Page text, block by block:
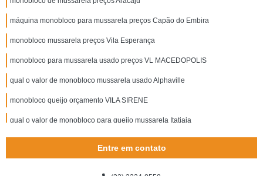
máquina monobloco para mussarela preços Capão do Embira
monobloco mussarela preços Vila Esperança
monobloco para mussarela usado preços VL MACEDOPOLIS
qual o valor de monobloco mussarela usado Alphaville
monobloco queijo orçamento VILA SIRENE
qual o valor de monobloco para queijo mussarela Itatiaia
monobloco para queijo mussarela orçamento Marataízes
Entre em contato